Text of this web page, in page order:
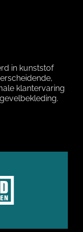
in kunststof
klantervaring
gevelbekleding.